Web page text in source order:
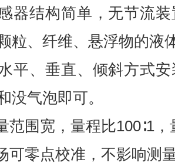
结构简单，无节流装
粒、纤维、悬浮物的液
、垂直、倾斜方式安
没气泡即可。
围宽，量程比100∶1，
零点校准，不影响测